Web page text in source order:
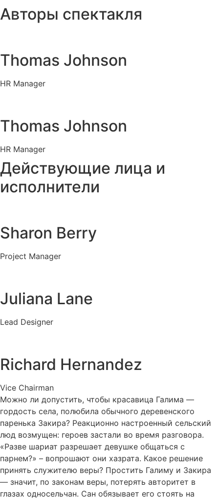
Авторы спектакля
Thomas Johnson
HR Manager
Thomas Johnson
HR Manager
Действующие лица и
исполнители
Sharon Berry
Project Manager
Juliana Lane
Lead Designer
Richard Hernandez
Vice Chairman
Можно ли допустить, чтобы красавица Галима —
гордость села, полюбила обычного деревенского
паренька Закира? Реакционно настроенный сельский
люд возмущен: героев застали во время разговора.
«Разве шариат разрешает девушке общаться с
парнем?» – вопрошают они хазрата. Какое решение
принять служителю веры? Простить Галиму и Закира
— значит, по законам веры, потерять авторитет в
глазах односельчан. Сан обязывает его стоять на